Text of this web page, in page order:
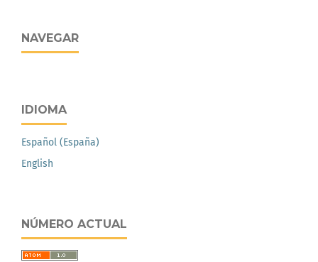
NAVEGAR
IDIOMA
Español (España)
English
NÚMERO ACTUAL